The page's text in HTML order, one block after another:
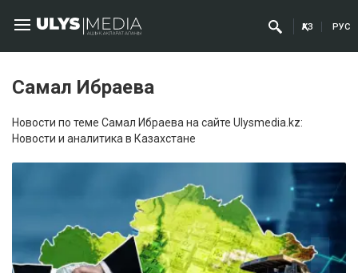
ҚАЗ РУС
Самал Ибраева
Новости по теме Самал Ибраева на сайте Ulysmedia.kz:
Новости и аналитика в Казахстане